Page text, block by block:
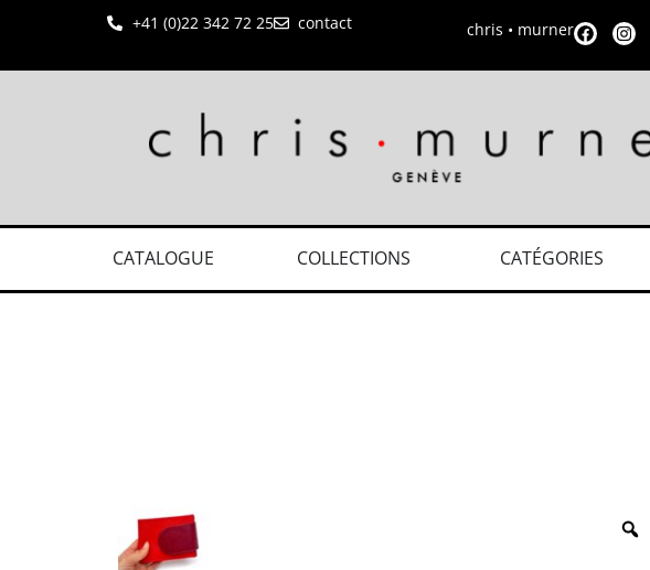
+41 (0)22 342 72 25 contact chris • murner
CATALOGUE COLLECTIONS CATÉGORIES